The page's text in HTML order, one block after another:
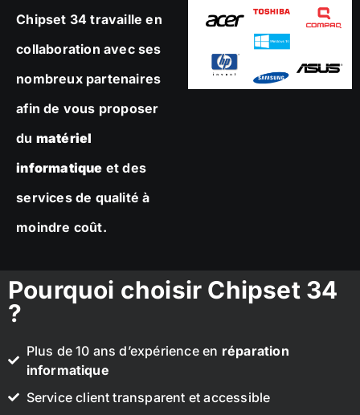
Chipset 34 travaille en
collaboration avec ses
nombreux partenaires
afin de vous proposer
du matériel
informatique et des
services de qualité à
moindre coût.
Pourquoi choisir Chipset 34
?
Plus de 10 ans d’expérience en réparation
informatique
Service client transparent et accessible